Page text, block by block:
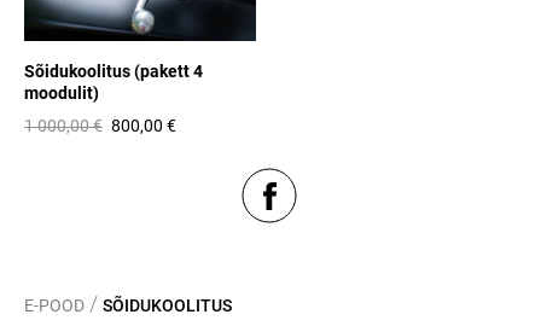
Sõidukoolitus (pakett 4
moodulit)
1 000,00 € 800,00 €
E-POOD / SÕIDUKOOLITUS